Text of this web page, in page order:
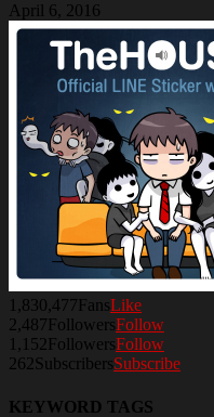
April 6, 2016
1,830,477FansLike
2,487FollowersFollow
1,152FollowersFollow
262SubscribersSubscribe
KEYWORD TAGS